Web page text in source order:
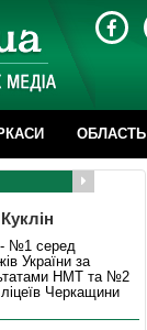
ОБЛАСТЬ
№1 серед
України за
НМТ та №2
Черкащини